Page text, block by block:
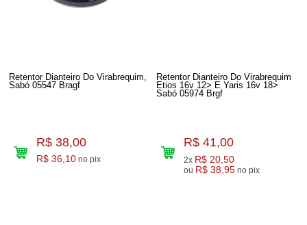
Retentor Dianteiro Do Virabrequim,
Sabó 05547 Bragf
R$ 38,00
R$ 36,10 no pix
Retentor Dianteiro Do Virabrequim
Etios 16v 12> E Yaris 16v 18>
Sabó 05974 Brgf
R$ 41,00
2x R$ 20,50
ou R$ 38,95 no pix